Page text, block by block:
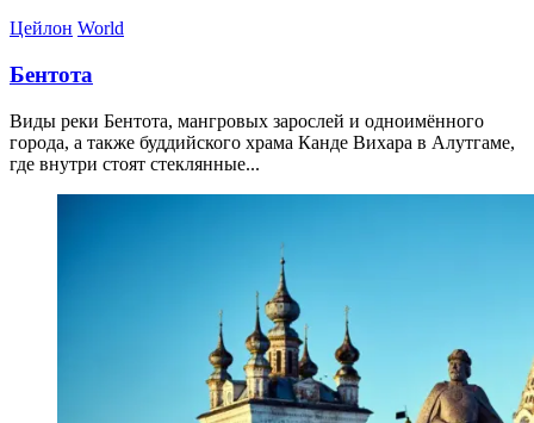
Цейлон World
Бентота
Виды реки Бентота, мангровых зарослей и одноимённого
города, а также буддийского храма Канде Вихара в Алутгаме,
где внутри стоят стеклянные...